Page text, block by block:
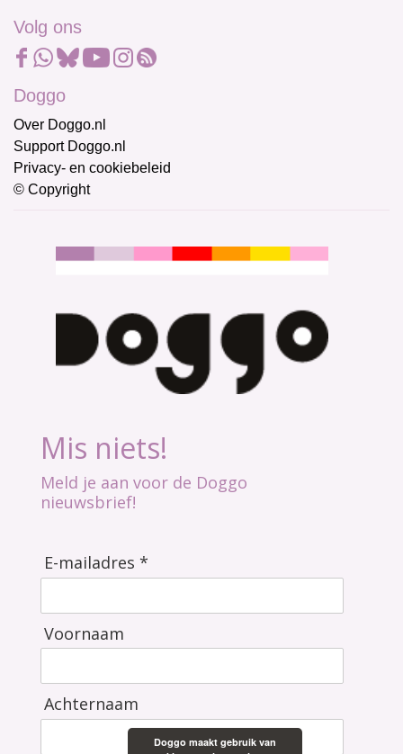
Volg ons
Doggo
Over Doggo.nl
Support Doggo.nl
Privacy- en cookiebeleid
© Copyright
Mis niets!
Meld je aan voor de Doggo
nieuwsbrief!
E-mailadres *
Voornaam
Achternaam
Doggo maakt gebruik van